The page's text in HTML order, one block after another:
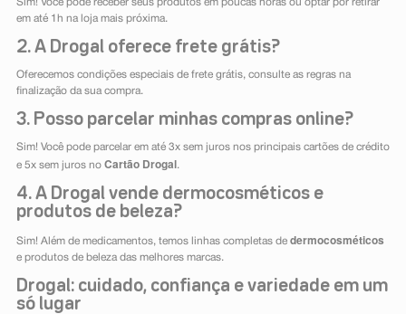
Sim! Você pode receber seus produtos em poucas horas ou optar por retirar
em até 1h na loja mais próxima.
2. A Drogal oferece frete grátis?
Oferecemos condições especiais de frete grátis, consulte as regras na
finalização da sua compra.
3. Posso parcelar minhas compras online?
Sim! Você pode parcelar em até 3x sem juros nos principais cartões de crédito
e 5x sem juros no Cartão Drogal.
4. A Drogal vende dermocosméticos e
produtos de beleza?
Sim! Além de medicamentos, temos linhas completas de dermocosméticos
e produtos de beleza das melhores marcas.
Drogal: cuidado, confiança e variedade em um
só lugar